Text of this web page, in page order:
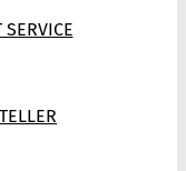
SERVICE